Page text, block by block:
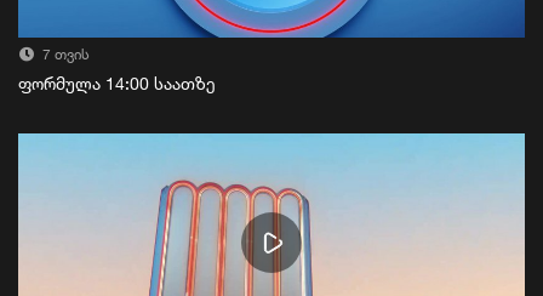
7 თვის
ფორმულა 14:00 საათზე